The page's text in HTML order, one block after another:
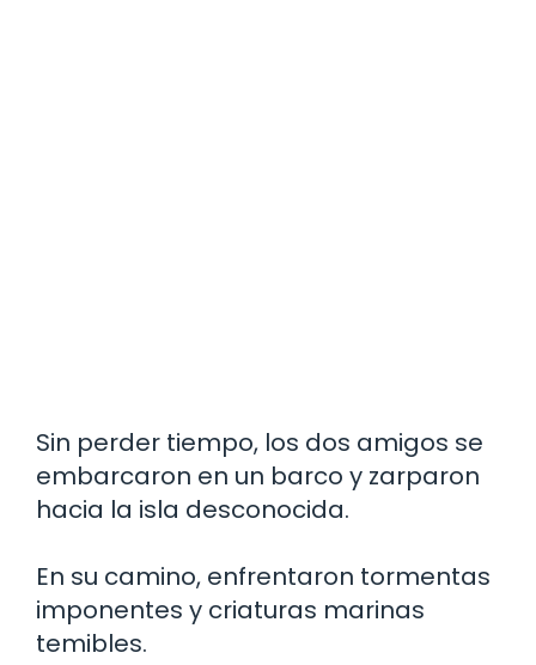
Sin perder tiempo, los dos amigos se
embarcaron en un barco y zarparon
hacia la isla desconocida.
En su camino, enfrentaron tormentas
imponentes y criaturas marinas
temibles.